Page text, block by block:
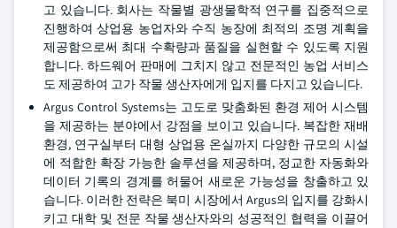
고 있습니다. 회사는 작물별 광생물학적 연구를 집중적으로
진행하여 상업용 농업자와 수직 농장에 최적의 조명 계획을
제공함으로써 최대 수확량과 품질을 실현할 수 있도록 지원
합니다. 하드웨어 판매에 그치지 않고 전문적인 농업 서비스
도 제공하여 고가 작물 생산자에게 입지를 다지고 있습니다.
Argus Control Systems는 고도로 맞춤화된 환경 제어 시스템
을 제공하는 분야에서 강점을 보이고 있습니다. 복잡한 재배
환경, 연구실부터 대형 상업용 온실까지 다양한 규모의 시설
에 적합한 확장 가능한 솔루션을 제공하며, 정교한 자동화와
데이터 기록의 경계를 허물어 새로운 가능성을 창출하고 있
습니다. 이러한 전략은 북미 시장에서 Argus의 입지를 강화시
키고 대학 및 전문 작물 생산자와의 성공적인 협력을 이끌어